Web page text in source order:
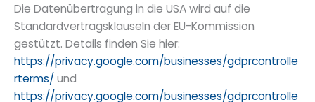
Die Datenübertragung in die USA wird auf die
Standardvertragsklauseln der EU-Kommission
gestützt. Details finden Sie hier:
https://privacy.google.com/businesses/gdprcontrolle
rterms/und
https://privacy.google.com/businesses/gdprcontrolle